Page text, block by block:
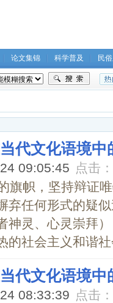
论文集锦 科学普及 民
代文化语境中
09:05:45 点击：
旗帜，坚持辩证
弃任何形式的疑
神灵、心灵崇拜
的社会主义和谐
代文化语境中
08:33:39 点击：